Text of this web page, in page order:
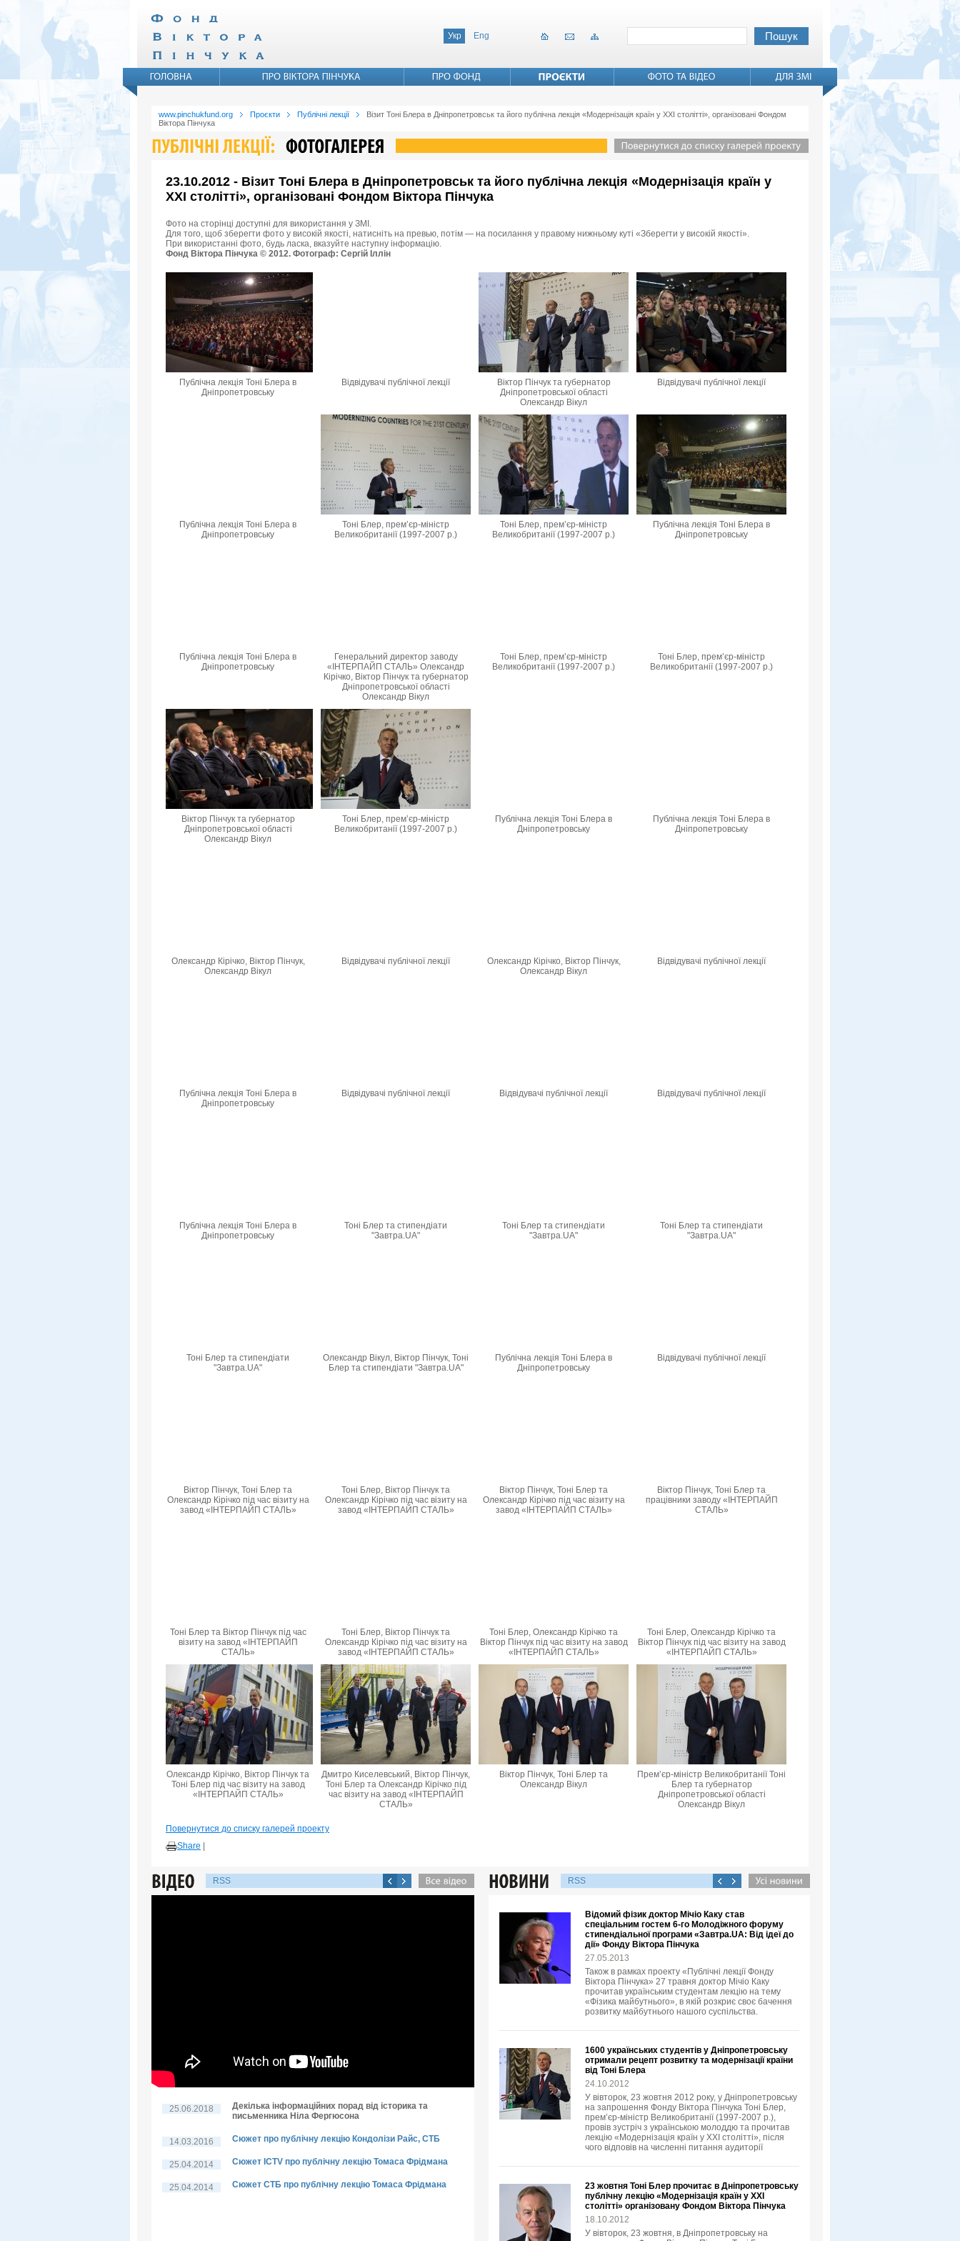
Укр Eng
www.pinchukfund.org Проєкти Публічні лекції
Візит Тоні Блера в Дніпропетровськ та його публічна лекція «Модернізація країн у XXI столітті», організовані Фондом
Віктора Пінчука
23.10.2012 - Візит Тоні Блера в Дніпропетровськ та його публічна лекція «Модернізація країн у
XXI столітті», організовані Фондом Віктора Пінчука
Фото на сторінці доступні для використання у ЗМІ.
Для того, щоб зберегти фото у високій якості, натисніть на превью, потім — на посилання у правому нижньому куті «Зберегти у високій якості».
При використанні фото, будь ласка, вказуйте наступну інформацію.
Фонд Віктора Пінчука © 2012. Фотограф: Сергій Іллін
Публічна лекція Тоні Блера в
Дніпропетровську
Відвідувачі публічної лекції
Віктор Пінчук та губернатор
Дніпропетровської області
Олександр Вікул
Відвідувачі публічної лекції
Публічна лекція Тоні Блера в
Дніпропетровську
Тоні Блер, прем’єр-міністр
Великобританії (1997-2007 р.)
Тоні Блер, прем’єр-міністр
Великобританії (1997-2007 р.)
Публічна лекція Тоні Блера в
Дніпропетровську
Публічна лекція Тоні Блера в
Дніпропетровську
Генеральний директор заводу
«ІНТЕРПАЙП СТАЛЬ» Олександр
Кірічко, Віктор Пінчук та губернатор
Дніпропетровської області
Олександр Вікул
Тоні Блер, прем’єр-міністр
Великобританії (1997-2007 р.)
Тоні Блер, прем’єр-міністр
Великобританії (1997-2007 р.)
Віктор Пінчук та губернатор
Дніпропетровської області
Олександр Вікул
Тоні Блер, прем’єр-міністр
Великобританії (1997-2007 р.)
Публічна лекція Тоні Блера в
Дніпропетровську
Публічна лекція Тоні Блера в
Дніпропетровську
Олександр Кірічко, Віктор Пінчук,
Олександр Вікул
Відвідувачі публічної лекції
Олександр Кірічко, Віктор Пінчук,
Олександр Вікул
Відвідувачі публічної лекції
Публічна лекція Тоні Блера в
Дніпропетровську
Відвідувачі публічної лекції Відвідувачі публічної лекції Відвідувачі публічної лекції
Публічна лекція Тоні Блера в
Дніпропетровську
Тоні Блер та стипендіати
"Завтра.UA"
Тоні Блер та стипендіати
"Завтра.UA"
Тоні Блер та стипендіати
"Завтра.UA"
Тоні Блер та стипендіати
"Завтра.UA"
Олександр Вікул, Віктор Пінчук, Тоні
Блер та стипендіати "Завтра.UA"
Публічна лекція Тоні Блера в
Дніпропетровську
Відвідувачі публічної лекції
Віктор Пінчук, Тоні Блер та
Олександр Кірічко під час візиту на
завод «ІНТЕРПАЙП СТАЛЬ»
Тоні Блер, Віктор Пінчук та
Олександр Кірічко під час візиту на
завод «ІНТЕРПАЙП СТАЛЬ»
Віктор Пінчук, Тоні Блер та
Олександр Кірічко під час візиту на
завод «ІНТЕРПАЙП СТАЛЬ»
Віктор Пінчук, Тоні Блер та
працівники заводу «ІНТЕРПАЙП
СТАЛЬ»
Тоні Блер та Віктор Пінчук під час
візиту на завод «ІНТЕРПАЙП
СТАЛЬ»
Тоні Блер, Віктор Пінчук та
Олександр Кірічко під час візиту на
завод «ІНТЕРПАЙП СТАЛЬ»
Тоні Блер, Олександр Кірічко та
Віктор Пінчук під час візиту на завод
«ІНТЕРПАЙП СТАЛЬ»
Тоні Блер, Олександр Кірічко та
Віктор Пінчук під час візиту на завод
«ІНТЕРПАЙП СТАЛЬ»
Олександр Кірічко, Віктор Пінчук та
Тоні Блер під час візиту на завод
«ІНТЕРПАЙП СТАЛЬ»
Дмитро Киселевський, Віктор Пінчук,
Тоні Блер та Олександр Кірічко під
час візиту на завод «ІНТЕРПАЙП
СТАЛЬ»
Віктор Пінчук, Тоні Блер та
Олександр Вікул
Прем’єр-міністр Великобританії Тоні
Блер та губернатор
Дніпропетровської області
Олександр Вікул
Повернутися до списку галерей проекту
Share
RSS
25.06.2018
Декілька інформаційних порад від історика та
письменника Ніла Фергюсона
14.03.2016 Сюжет про публічну лекцію Кондолізи Райс, СТБ
25.04.2014 Сюжет ICTV про публічну лекцію Томаса Фрідмана
25.04.2014 Сюжет СТБ про публічну лекцію Томаса Фрідмана
RSS
Відомий фізик доктор Мічіо Каку став
спеціальним гостем 6-го Молодіжного форуму
стипендіальної програми «Завтра.UA: Від ідеї до
дії» Фонду Віктора Пінчука
27.05.2013
Також в рамках проекту «Публічні лекції Фонду
Віктора Пінчука» 27 травня доктор Мічіо Каку
прочитав українським студентам лекцію на тему
«Фізика майбутнього», в якій розкриє своє бачення
розвитку майбутнього нашого суспільства.
1600 українських студентів у Дніпропетровську
отримали рецепт розвитку та модернізації країни
від Тоні Блера
24.10.2012
У вівторок, 23 жовтня 2012 року, у Дніпропетровську
на запрошення Фонду Віктора Пінчука Тоні Блер,
прем’єр-міністр Великобританії (1997-2007 р.),
провів зустріч з українською молоддю та прочитав
лекцію «Модернізація країн у XXI столітті», після
чого відповів на численні питання аудиторії
23 жовтня Тоні Блер прочитає в Дніпропетровську
публічну лекцію «Модернізація країн у XXI
столітті» організовану Фондом Віктора Пінчука
18.10.2012
У вівторок, 23 жовтня, в Дніпропетровську на